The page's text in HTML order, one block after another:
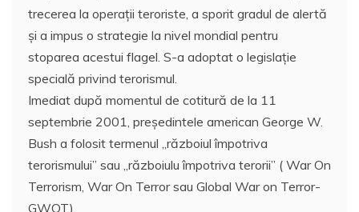
trecerea la operaţii teroriste, a sporit gradul de alertă
şi a impus o strategie la nivel mondial pentru
stoparea acestui flagel. S-a adoptat o legislaţie
specială privind terorismul.
Imediat după momentul de cotitură de la 11
septembrie 2001, preşedintele american George W.
Bush a folosit termenul „războiul împotriva
terorismului” sau „războiulu împotriva terorii” ( War On
Terrorism, War On Terror sau Global War on Terror-
GWOT).